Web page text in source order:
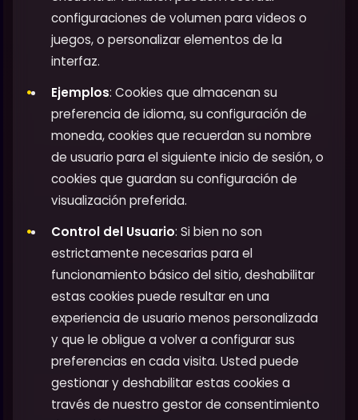
configuraciones de volumen para videos o
juegos, o personalizar elementos de la
interfaz.
Ejemplos: Cookies que almacenan su
preferencia de idioma, su configuración de
moneda, cookies que recuerdan su nombre
de usuario para el siguiente inicio de sesión, o
cookies que guardan su configuración de
visualización preferida.
Control del Usuario: Si bien no son
estrictamente necesarias para el
funcionamiento básico del sitio, deshabilitar
estas cookies puede resultar en una
experiencia de usuario menos personalizada
y que le obligue a volver a configurar sus
preferencias en cada visita. Usted puede
gestionar y deshabilitar estas cookies a
través de nuestro gestor de consentimiento